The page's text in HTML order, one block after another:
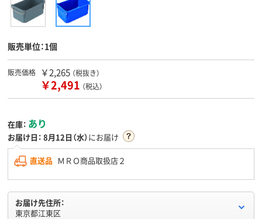
販売単位：1個
販売価格 ￥2,265 （税抜き）
￥2,491 （税込）
在庫： あり
お届け日： 8月12日（水）にお届け
直送品 ＭＲＯ商品取扱店２
お届け先住所：
東京都江東区